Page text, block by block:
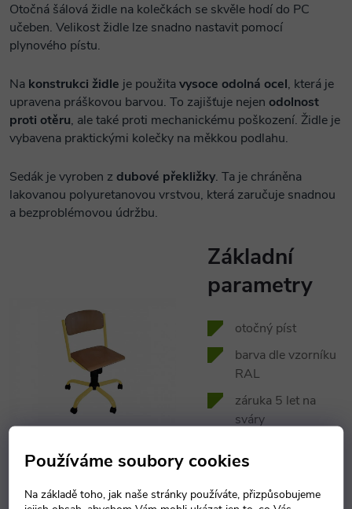
Používáme soubory cookies
Na základě toho, jak naše stránky používáte, přizpůsobujeme
Otočná šálová židle na kolečkách se skvěle hodí do PC
učeben. Velikost židle lze snadno nastavit pomocí
plynového pístu.
Na konstrukci židle je použitavysoce odolná ocel, která je
upravena práškovou barvou. To zajišťuje nejen odolnost
proti otěru, ale také proti mechanickému poškození. Židle je
vybavena praktickými kolečky na měkkou podlahu.
Sedák je vyroben zdubové překližky. Ta je chráněna
lakovanou polyuretanovou vrstvou, která zaručuje snadnou
a bezproblémovou údržbu.
Základní
parametry
otočný píst
barva dle vzorníku
RAL
záruka 5 let na
sváry
dubové překližky